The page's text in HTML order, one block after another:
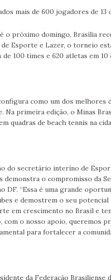
mais de 600 jogadores de 13
o próximo domingo, Brasília
Esporte e Lazer, o torneio
de 100 times e 620 atletas em
como um dos
Na primeira edição, o Minas
quadras de beach tennis na
do secretário interino de
demonstra o compromisso da
DF. “Essa é uma grande
e demostrem o seu
em crescimento no Brasil e
com o nosso apoio, queremos
para fortalecer a
da Federação Brasiliense